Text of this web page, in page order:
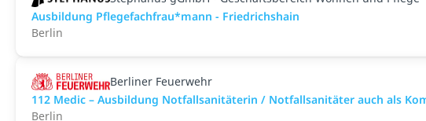
Ausbildung Pflegefachfrau*mann - Friedrichshain
Berlin
Berliner Feuerwehr
112 Medic – Ausbildung Notfallsanitäterin / Notfallsanitäter auch als
Berlin